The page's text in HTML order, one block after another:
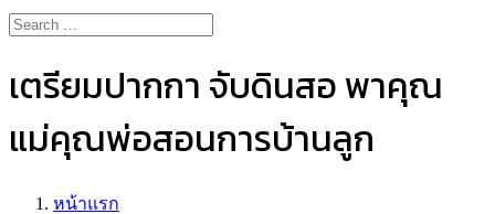
เตรียมปากกา จับดินสอ พาคุณ
แม่คุณพ่อสอนการบ้านลูก
หน้าแรก